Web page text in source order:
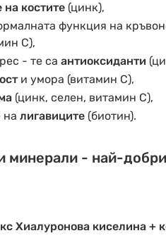
костите(цинк),
функция на
С),
- те са антиоксиданти
и умора (витамин С),
(цинк, селен, витамин С),
на лигавиците(биотин).
минерали - най-
Хиалуронова киселина +